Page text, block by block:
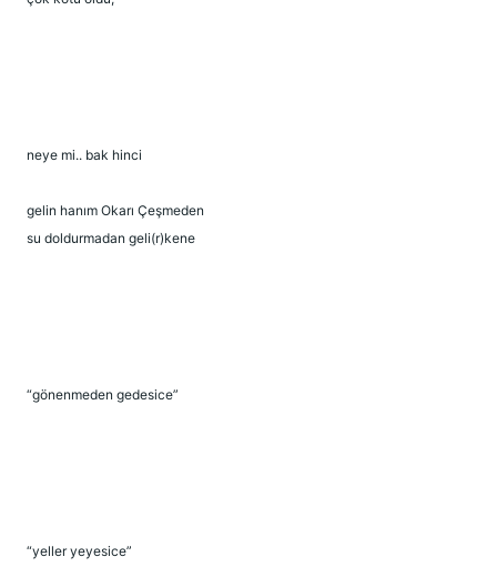
neye mi.. bak hinci
gelin hanım Okarı Çeşmeden
su doldurmadan geli(r)kene
“gönenmeden gedesice”
“yeller yeyesice”